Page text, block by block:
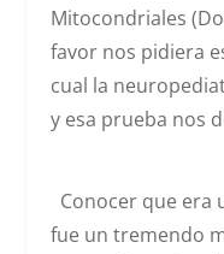
Mitocondriales
favor nos pidiera
cual la
y esa prueba nos
Conocer que era
fue un tremendo